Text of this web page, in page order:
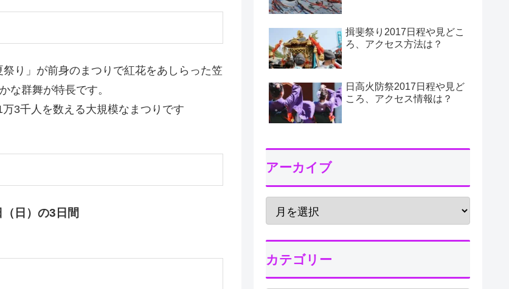
り」が前身のまつりで紅花をあしらった笠
な群舞が特長です。
3千人を数える大規模なまつりです
日）の3日間
揖斐祭り2017日程や見どこ
ろ、アクセス方法は？
日高火防祭2017日程や見ど
ころ、アクセス情報は？
アーカイブ
カテゴリー